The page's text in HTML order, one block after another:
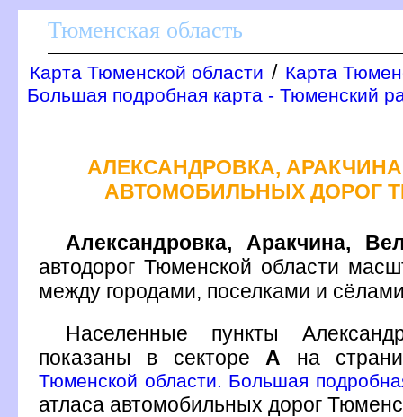
Тюменская область
Карта Тюменской области / Карта
Большая подробная карта - Тюменский
АЛЕКСАНДРОВКА,
АВТОМОБИЛЬНЫХ ДОРОГ
Александровка, Аракчина,
автодорог Тюменской области
между городами, поселками и
Населенные пункты
показаны в секторе А на
Тюменской области. Большая
атласа автомобильных дорог